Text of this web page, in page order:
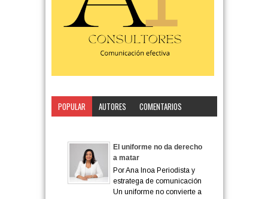
POPULAR AUTORES
COMENTARIOS
El uniforme no da derecho
a matar
Por Ana Inoa Periodista y
estratega de comunicación
Un uniforme no convierte a